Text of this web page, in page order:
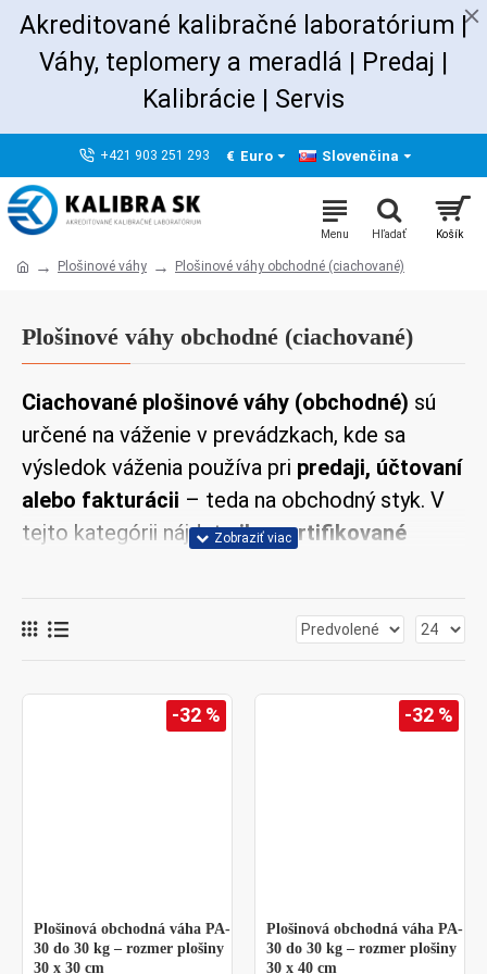
Akreditované kalibračné laboratórium |
Váhy, teplomery a meradlá | Predaj
Kalibrácie |
Servis
+421 903 251 293 € Euro Slovenčina
Plošinové váhy Plošinové váhy obchodné (ciachované)
Plošinové váhy obchodné (ciachované)
Ciachované plošinové váhy (obchodné) sú
určené na váženie v prevádzkach, kde sa
výsledok váženia používa pri predaji, účtovaní
alebo fakturácii – teda na obchodný styk. V
tejto kategórii nájdeteiba certifikované
používať v súlade s predpismi.ES overenie je
Obchodné plošinové váhy sú vhodné najmä
prevádzky s vážením pri predaji tovaru,
-32 %
Plošinová obchodná váha PA-
30 do 30 kg – rozmer plošiny
30 x 30 cm
-32 %
Plošinová obchodná váha PA-
30 do 30 kg – rozmer plošiny
30 x 40 cm